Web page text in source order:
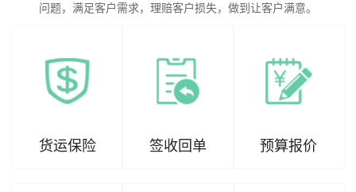
问题，满足客户需求，理赔客户损失，做到让客户满意。
货运保险 签收回单 预算报价